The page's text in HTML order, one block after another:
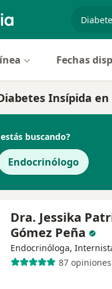
Fechas
Insípida en
buscando?
Endocrinólogo
Dra. Jessika
Gómez Peña
Endocrinóloga,
87 opiniones